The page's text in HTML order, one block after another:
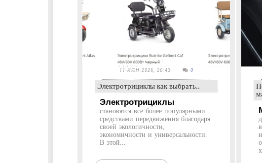
11-ИЮН-2026, 20:43 0
Электротрициклы как выбрать..
Электротрициклы
становятся все более популярными
средствами передвижения благодаря
своей экологичности,
экономичности и универсальности.
В этой...